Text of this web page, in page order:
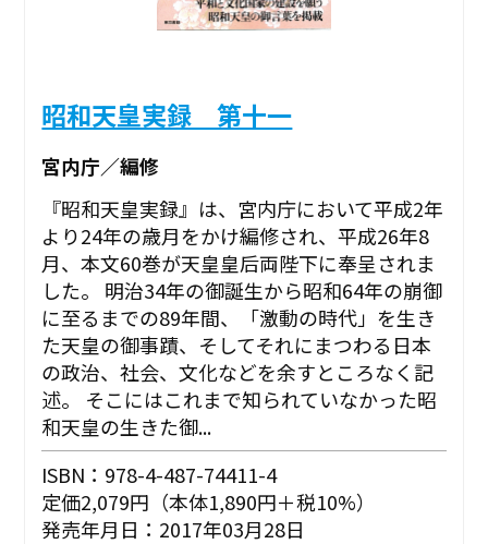
昭和天皇実録 第十一
宮内庁／編修
『昭和天皇実録』は、宮内庁において平成2年
より24年の歳月をかけ編修され、平成26年8
月、本文60巻が天皇皇后両陛下に奉呈されま
した。 明治34年の御誕生から昭和64年の崩御
に至るまでの89年間、「激動の時代」を生き
た天皇の御事蹟、そしてそれにまつわる日本
の政治、社会、文化などを余すところなく記
述。 そこにはこれまで知られていなかった昭
和天皇の生きた御...
ISBN：978-4-487-74411-4
定価2,079円（本体1,890円＋税10%）
発売年月日：2017年03月28日